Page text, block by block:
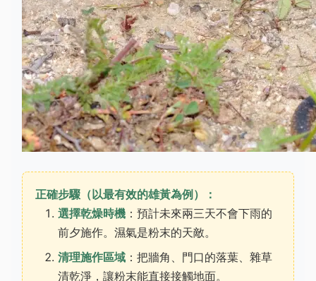
正確步驟（以最有效的雄黃為例）：
選擇乾燥時機 ：預計未來兩三天不會下雨的
前夕施作。濕氣是粉末的天敵。
清理施作區域 ：把牆角、門口的落葉、雜草
清乾淨，讓粉末能直接接觸地面。